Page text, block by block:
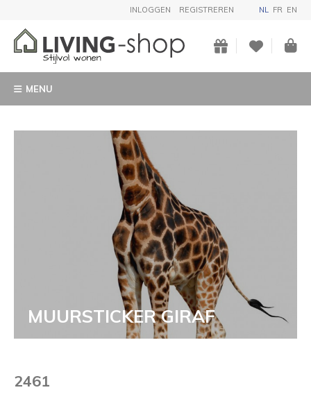
INLOGGEN REGISTREREN NL FR EN
MENU
MUURSTICKER GIRAF
2461